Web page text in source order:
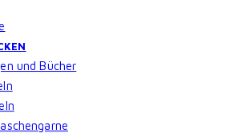
und Bücher